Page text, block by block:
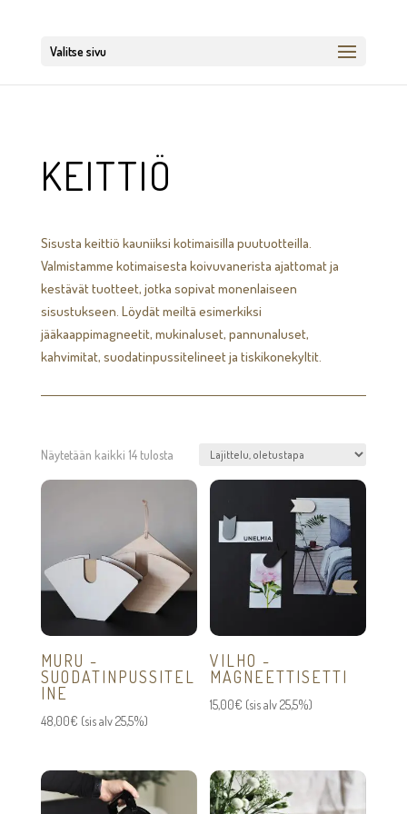
Valitse sivu
KEITTIÖ
Sisusta keittiö kauniiksi kotimaisilla puutuotteilla.
Valmistamme kotimaisesta koivuvanerista ajattomat ja
kestävät tuotteet, jotka sopivat monenlaiseen
sisustukseen. Löydät meiltä esimerkiksi
jääkaappimagneetit, mukinaluset, pannunaluset,
kahvimitat, suodatinpussitelineet ja tiskikonekyltit.
Näytetään kaikki 14 tulosta
MURU -
SUODATINPUSSITEL
INE
48,00€ (sis alv 25,5%)
VILHO -
MAGNEETTISETTI
15,00€ (sis alv 25,5%)